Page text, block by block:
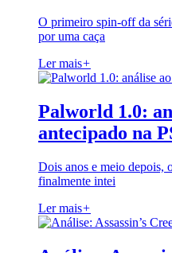
O primeiro spin-off da
por uma caça
Ler mais+
Palworld 1.0:
antecipado na
Dois anos e meio depois,
finalmente intei
Ler mais+